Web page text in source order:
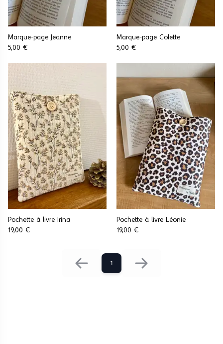
Marque-page Jeanne
5,00 €
Marque-page Colette
5,00 €
Pochette à livre Irina
19,00 €
Pochette à livre Léonie
19,00 €
1